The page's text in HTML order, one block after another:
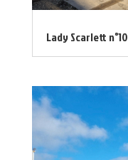
Lady Scarlett n°10